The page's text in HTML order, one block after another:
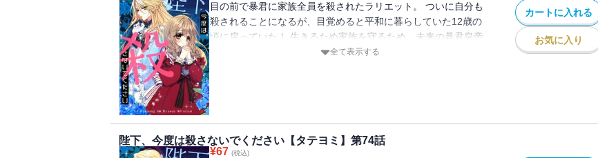
目の前で暴君に家族全員を殺されたラリエット。 ついに自分も
殺されることになるが、目覚めると平和に暮らしていた12歳の
頃に戻っていた！ 生きるため家族を守るため、未来の暴君皇帝
ルペルトの侍女になることを決意し家を出る。 でもこの時のル
全て表示する
カートに入れる
お気に入り
陛下、今度は殺さないでください【タテヨミ】第74話
¥67 (税込)